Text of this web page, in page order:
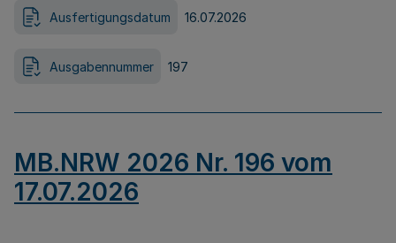
Ausfertigungsdatum 16.07.2026
Ausgabennummer 197
MB.NRW 2026 Nr. 196 vom
17.07.2026